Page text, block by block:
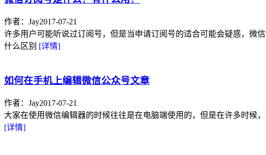
作者：Jay2017-07-21
许多用户可能听说过订阅号，但是当申请订阅号的适合可能会疑惑，微
什么区别 [详情]
如何在手机上编辑微信公众号文章
作者：Jay2017-07-21
大家在使用微信编辑器的时候往往是在电脑端使用的，但是在许多时候
[详情]